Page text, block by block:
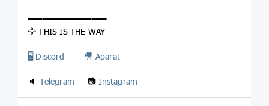
━━━━━━━━━━━━━━━━
🦅 THIS IS THE WAY
🖥 Discord 🎥 Aparat
🔈Telegram 📷Instagram